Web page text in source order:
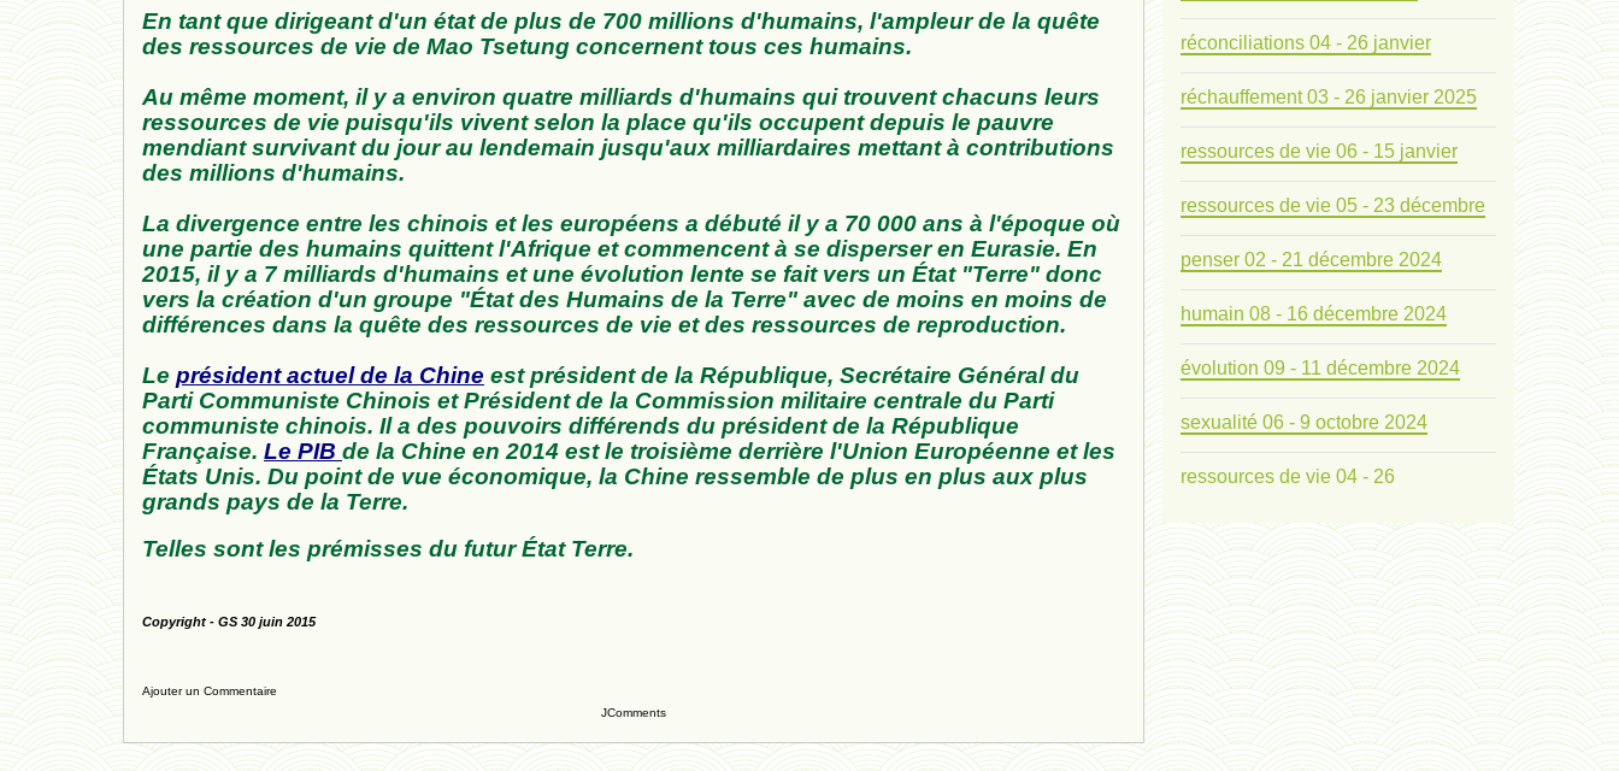
En tant que dirigeant d'un état de plus de 700 millions d'humains, l'ampleur de la quête
des ressources de vie de Mao Tsetung concernent tous ces humains.
Au même moment, il y a environ quatre milliards d'humains qui trouvent chacuns leurs
ressources de vie puisqu'ils vivent selon la place qu'ils occupent depuis le pauvre
mendiant survivant du jour au lendemain jusqu'aux milliardaires mettant à contributions
des millions d'humains.
La divergence entre les chinois et les européens a débuté il y a 70 000 ans à l'époque où
une partie des humains quittent l'Afrique et commencent à se disperser en Eurasie. En
2015, il y a 7 milliards d'humains et une évolution lente se fait vers un État "Terre" donc
vers la création d'un groupe "État des Humains de la Terre" avec de moins en moins de
différences dans la quête des ressources de vie et des ressources de reproduction.
Le président actuel de la Chine est président de la République, Secrétaire Général du
Parti Communiste Chinois et Président de la Commission militaire centrale du Parti
communiste chinois. Il a des pouvoirs différends du président de la République
Française. Le PIB de la Chine en 2014 est le troisième derrière l'Union Européenne et les
États Unis. Du point de vue économique, la Chine ressemble de plus en plus aux plus
grands pays de la Terre.
Telles sont les prémisses du futur État Terre.
Copyright - GS 30 juin 2015
Ajouter un Commentaire
JComments
réconciliations 04 - 26 janvier
réchauffement 03 - 26 janvier 2025
ressources de vie 06 - 15 janvier
ressources de vie 05 - 23 décembre
penser 02 - 21 décembre 2024
humain 08 - 16 décembre 2024
évolution 09 - 11 décembre 2024
sexualité 06 - 9 octobre 2024
ressources de vie 04 - 26
mode de production industriel 01 -
vivant 09 - 24 septembre 2024
humain 07 - 6 septembre 2024
évolution 08 - 20 août 2024
humain 06 - 6 août 2024